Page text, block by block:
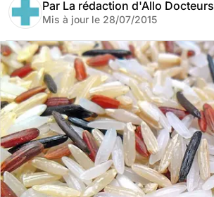
Par La rédaction d'Allo Docteurs
Mis à jour le 28/07/2015